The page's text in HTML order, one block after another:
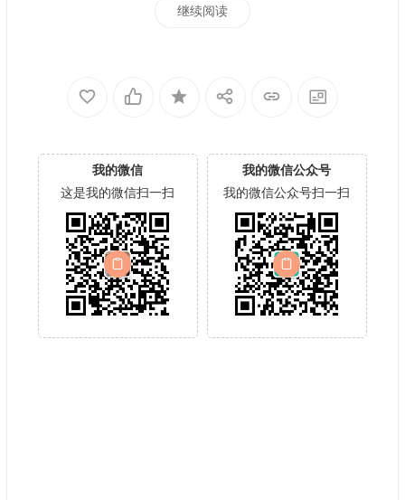
继续阅读
我的微信
这是我的微信扫一扫
我的微信公众号
我的微信公众号扫一扫